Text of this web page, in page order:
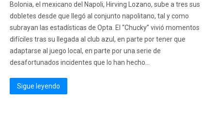
Bolonia, el mexicano del Napoli, Hirving Lozano, sube a tres sus
dobletes desde que llegó al conjunto napolitano, tal y como
subrayan las estadísticas de Opta. El “Chucky” vivió momentos
difíciles tras su llegada al club azul, en parte por tener que
adaptarse al juego local, en parte por una serie de
desafortunados incidentes que lo han hecho...
Sigue leyendo